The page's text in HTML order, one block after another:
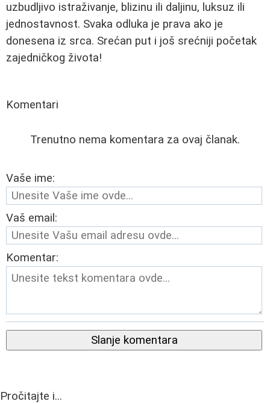
uzbudljivo istraživanje, blizinu ili daljinu, luksuz ili
jednostavnost. Svaka odluka je prava ako je
donesena iz srca. Srećan put i još srećniji početak
zajedničkog života!
Komentari
Trenutno nema komentara za ovaj članak.
Vaše ime:
Vaš email:
Komentar:
Slanje komentara
Pročitajte i...